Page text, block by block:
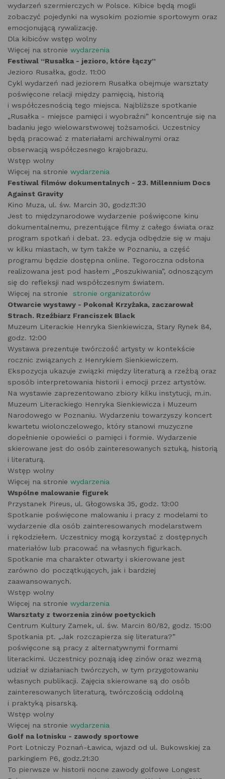
wydarzeń szermierczych w Polsce. Kibice będą mogli
zobaczyć pojedynki na wysokim poziomie sportowym oraz
emocjonującą rywalizację.
Dla kibiców wstęp wolny
Więcej na stronie wydarzenia
Festiwal “Rusałka - jezioro, które łączy”
Jezioro Rusałka, godz. 11:00
Cykl wydarzeń nad jeziorem Rusałka obejmuje warsztaty
poświęcone relacji między pamięcią, historią
i współczesnością tego miejsca. Najbliższe spotkanie
„Rusałka - miejsce pamięci i wyobraźni” koncentruje się na
badaniu jego wielowarstwowej tożsamości. Uczestnicy
będą pracować z materiałami archiwalnymi oraz
obserwacją współczesnego krajobrazu.
Wstęp wolny
Więcej na stronie wydarzenia
Festiwal filmów dokumentalnych - 23. Millennium Docs
Against Gravity
Kino Muza, ul. św. Marcin 30, godz.11:30
Jest to międzynarodowe wydarzenie poświęcone kinu
dokumentalnemu, prezentujące filmy z całego świata oraz
program spotkań i debat. 23. edycja odbędzie się w maju
w kilku miastach, w tym także w Poznaniu, a część
programu będzie dostępna online. Tegoroczna odsłona
realizowana jest pod hasłem „Poszukiwania”, odnoszącym
się do refleksji nad współczesnym światem.
Więcej na stronie stronie organizatorów
Otwarcie wystawy - Pokonał Krzyżaka, zaczarował
Strach. Rzeźbiarz Franciszek Black
Muzeum Literackie Henryka Sienkiewicza, Stary Rynek 84,
godz. 12:00
Wystawa prezentuje twórczość artysty w kontekście
rocznic związanych z Henrykiem Sienkiewiczem.
Ekspozycja ukazuje związki między literaturą a rzeźbą oraz
sposób interpretowania historii i emocji przez artystów.
Na wystawie zaprezentowano zbiory kilku instytucji, m.in.
Muzeum Literackiego Henryka Sienkiewicza i Muzeum
Narodowego w Poznaniu. Wydarzeniu towarzyszy koncert
kwartetu wiolonczelowego, który stanowi muzyczne
dopełnienie opowieści o pamięci i formie. Wydarzenie
skierowane jest do osób zainteresowanych sztuką, historią
i literaturą.
Wstęp wolny
Więcej na stronie wydarzenia
Wspólne malowanie figurek
Przystanek Pireus, ul. Głogowska 35, godz. 13:00
Spotkanie poświęcone malowaniu i pracy z modelami to
wydarzenie dla osób zainteresowanych modelarstwem
i rękodziełem. Uczestnicy mogą korzystać z dostępnych
materiałów lub pracować na własnych figurkach.
Spotkanie ma charakter otwarty i skierowane jest
zarówno do początkujących, jak i bardziej
zaawansowanych.
Wstęp wolny
Więcej na stronie wydarzenia
Warsztaty z tworzenia zinów poetyckich
Centrum Kultury Zamek, ul. św. Marcin 80/82, godz. 15:00
Spotkania pt. „Jak rozczapierza się literatura?”
poświęcone są pracy z alternatywnymi formami
literackimi. Uczestnicy poznają ideę zinów oraz wezmą
udział w działaniach twórczych, w tym przygotowaniu
własnych publikacji. Zajęcia skierowane są do osób
zainteresowanych literaturą, twórczością oddolną
i praktyką pisarską.
Wstęp wolny
Więcej na stronie wydarzenia
Golf na lotnisku - zawody sportowe
Port Lotniczy Poznań-Ławica, wjazd od ul. Bukowskiej za
parkingiem P6, godz.21:30
To pierwsze w historii nocne zawody golfowe Longest